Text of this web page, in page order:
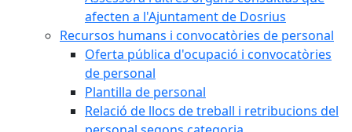
afecten a l'Ajuntament de Dosrius
Recursos humans i convocatòries de personal
Oferta pública d'ocupació i convocatòries
de personal
Plantilla de personal
Relació de llocs de treball i retribucions del